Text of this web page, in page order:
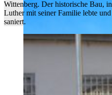
Wittenberg. Der historische Bau,
Luther mit seiner Familie lebte
saniert.